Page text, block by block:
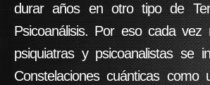
durar años en otro tipo de
Psicoanálisis. Por eso cada vez
psiquiatras y psicoanalistas se
Constelaciones cuánticas como